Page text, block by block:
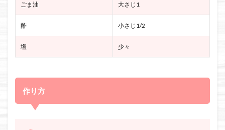
ごま油 大さじ1
酢 小さじ1/2
塩 少々
作り方